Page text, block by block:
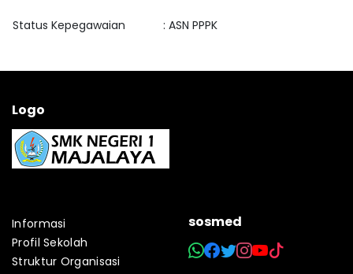
Status Kepegawaian : ASN PPPK
Logo
Informasi
Profil Sekolah
Struktur Organisasi
sosmed